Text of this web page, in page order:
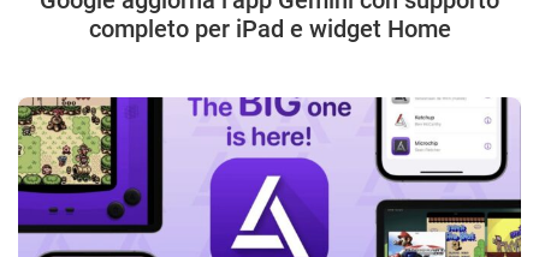
completo per iPad e widget Home